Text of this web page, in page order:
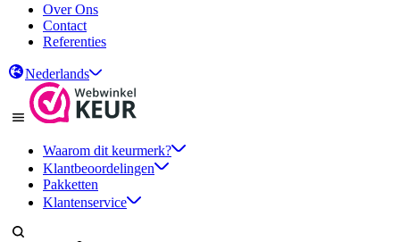
Over Ons
Contact
Referenties
Nederlands
Waarom dit keurmerk?
Klantbeoordelingen
Pakketten
Klantenservice